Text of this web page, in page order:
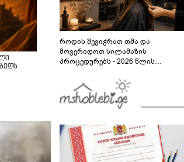
როდის შევიჭრათ თმა და
მოვერიდოთ სილამაზის
პროცედურებს - 2026 წლის
გზამკვლევი